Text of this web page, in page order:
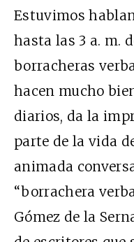
Estuvimos
hasta las 3 a. m.
borracheras
hacen mucho
diarios, da la
parte de la vida
animada
“borrachera
Gómez de la